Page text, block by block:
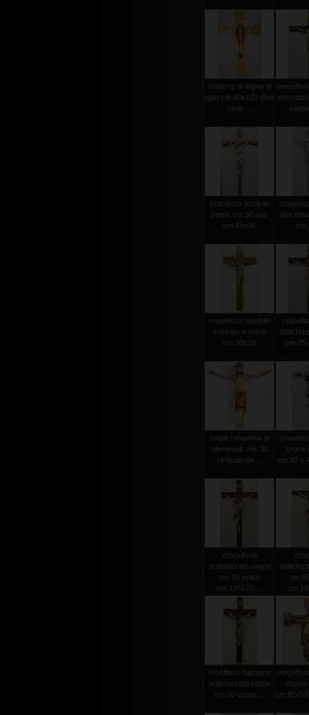
cristo re In legno di
tiglio cm.60x120 (fine
serie ...
crocifisso scolpito
corpo cm.30 nat.
cm.65x36
due
crocefisso scolpito
colorato a mano
cm.30x16
cm.75
cristo romanico di
altenstadt cm. 30
(articolo da ...
croce
cm.80 x
crocefisso
antichizzato corpo
cm.70 croce
cm.135x70 ...
crocifisso barocco
antichizzato corpo
cm.30 croce ...